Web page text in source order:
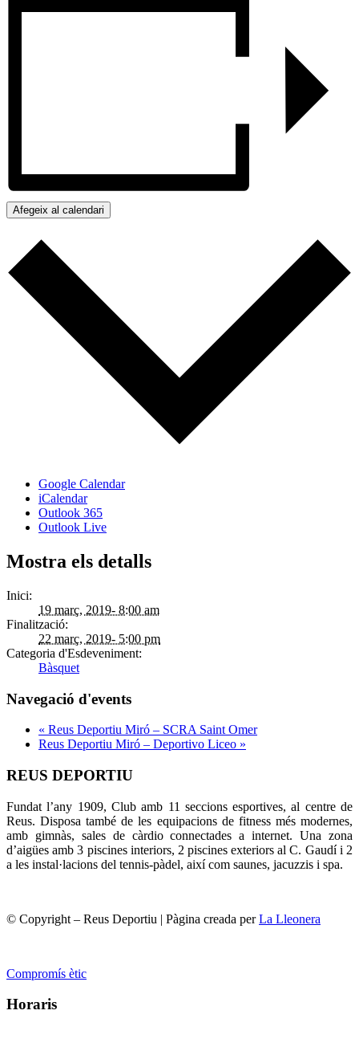
Afegeix al calendari
Google Calendar
iCalendar
Outlook 365
Outlook Live
Mostra els detalls
Inici:
19 març, 2019- 8:00 am
Finalització:
22 març, 2019- 5:00 pm
Categoria d'Esdeveniment:
Bàsquet
Navegació d'events
« Reus Deportiu Miró – SCRA Saint Omer
Reus Deportiu Miró – Deportivo Liceo »
REUS DEPORTIU
Fundat l’any 1909, Club amb 11 seccions esportives, al centre de
Reus. Disposa també de les equipacions de fitness més modernes,
amb gimnàs, sales de càrdio connectades a internet. Una zona
d’aigües amb 3 piscines interiors, 2 piscines exteriors al C. Gaudí i 2
a les instal·lacions del tennis-pàdel, així com saunes, jacuzzis i spa.
© Copyright – Reus Deportiu | Pàgina creada perLa Lleonera
Compromís ètic
Horaris